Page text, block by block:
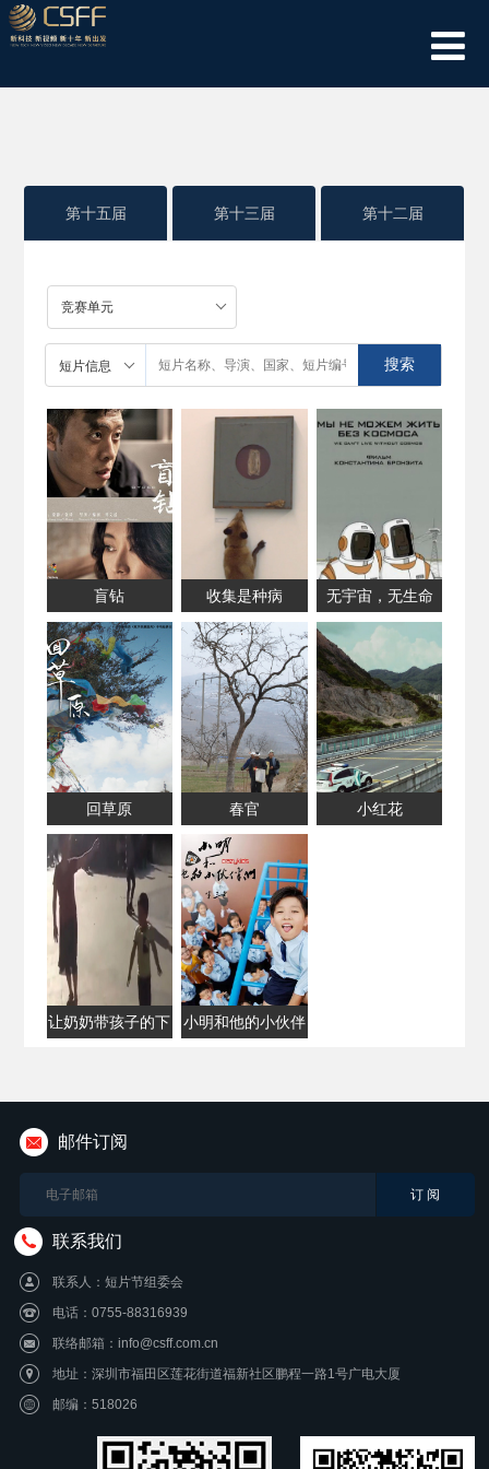
第十五届 第十三届 第十二届
盲钻 收集是种病 无宇宙，无生命
回草原 春官 小红花
让奶奶带孩子的下
小明和他的小伙伴
邮件订阅
联系我们
联系人：短片节组委会
电话：0755-88316939
联络邮箱：info@csff.com.cn
地址：深圳市福田区莲花街道福新社区鹏程一路1号广电大厦
邮编：518026